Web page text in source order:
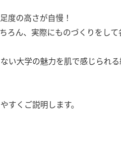
度の高さが自慢！
ろん、実際にものづくりをし
い大学の魅力を肌で感じられる
すくご説明します。